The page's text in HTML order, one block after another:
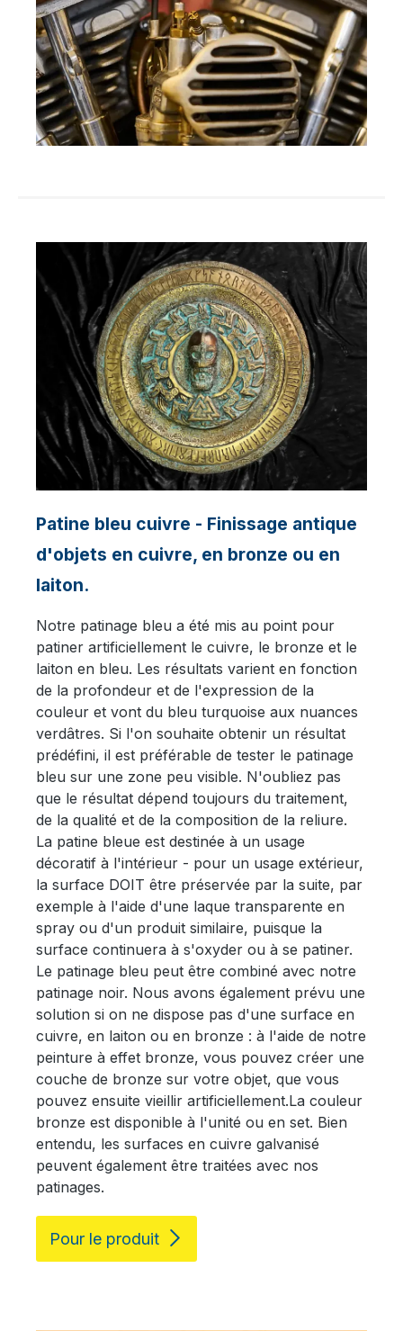
Patine bleu cuivre - Finissage antique
d'objets en cuivre, en bronze ou en
laiton.
Notre patinage bleu a été mis au point pour
patiner artificiellement le cuivre, le bronze et le
laiton en bleu. Les résultats varient en fonction
de la profondeur et de l'expression de la
couleur et vont du bleu turquoise aux nuances
verdâtres. Si l'on souhaite obtenir un résultat
prédéfini, il est préférable de tester le patinage
bleu sur une zone peu visible. N'oubliez pas
que le résultat dépend toujours du traitement,
de la qualité et de la composition de la reliure.
La patine bleue est destinée à un usage
décoratif à l'intérieur - pour un usage extérieur,
la surface DOIT être préservée par la suite, par
exemple à l'aide d'une laque transparente en
spray ou d'un produit similaire, puisque la
surface continuera à s'oxyder ou à se patiner.
Le patinage bleu peut être combiné avec notre
patinage noir. Nous avons également prévu une
solution si on ne dispose pas d'une surface en
cuivre, en laiton ou en bronze : à l'aide de notre
peinture à effet bronze, vous pouvez créer une
couche de bronze sur votre objet, que vous
pouvez ensuite vieillir artificiellement.La couleur
bronze est disponible à l'unité ou en set. Bien
entendu, les surfaces en cuivre galvanisé
peuvent également être traitées avec nos
patinages.
Pour le produit